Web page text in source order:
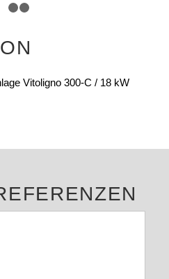
Vitoligno 300-C / 18 kW